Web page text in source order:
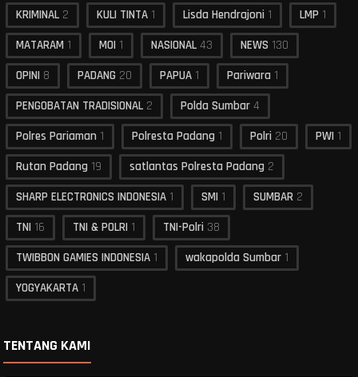
KRIMINAL 2 KULI TINTA 1 Lisda Hendrajoni 1 LMP 1
MATARAM 1 MOI 1 NASIONAL 43 NEWS 130
OPINI 8 PADANG 20 PAPUA 1 Pariwara 1
PENGOBATAN TRADISIONAL 2 Polda Sumbar 4
Polres Pariaman 1 Polresta Padang 1 Polri 20 PWI 1
Rutan Padang 19 satlantas Polresta Padang 2
SHARP ELECTRONICS INDONESIA 1 SMI 1 SUMBAR 2
TNI 16 TNI & POLRI 1 TNI-Polri 38
TWIBBON GAMIES INDONESIA 1 wakapolda Sumbar 1
YOGYAKARTA 1
TENTANG KAMI